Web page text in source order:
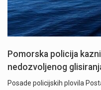
Pomorska policija
nedozvoljenog
Posade policijskih plovila